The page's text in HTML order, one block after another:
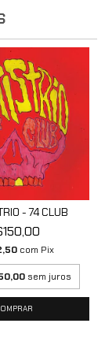
- 74 CLUB
com Pix
sem juros